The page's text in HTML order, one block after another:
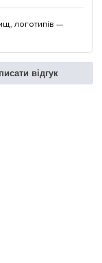
логотипів —
відгук